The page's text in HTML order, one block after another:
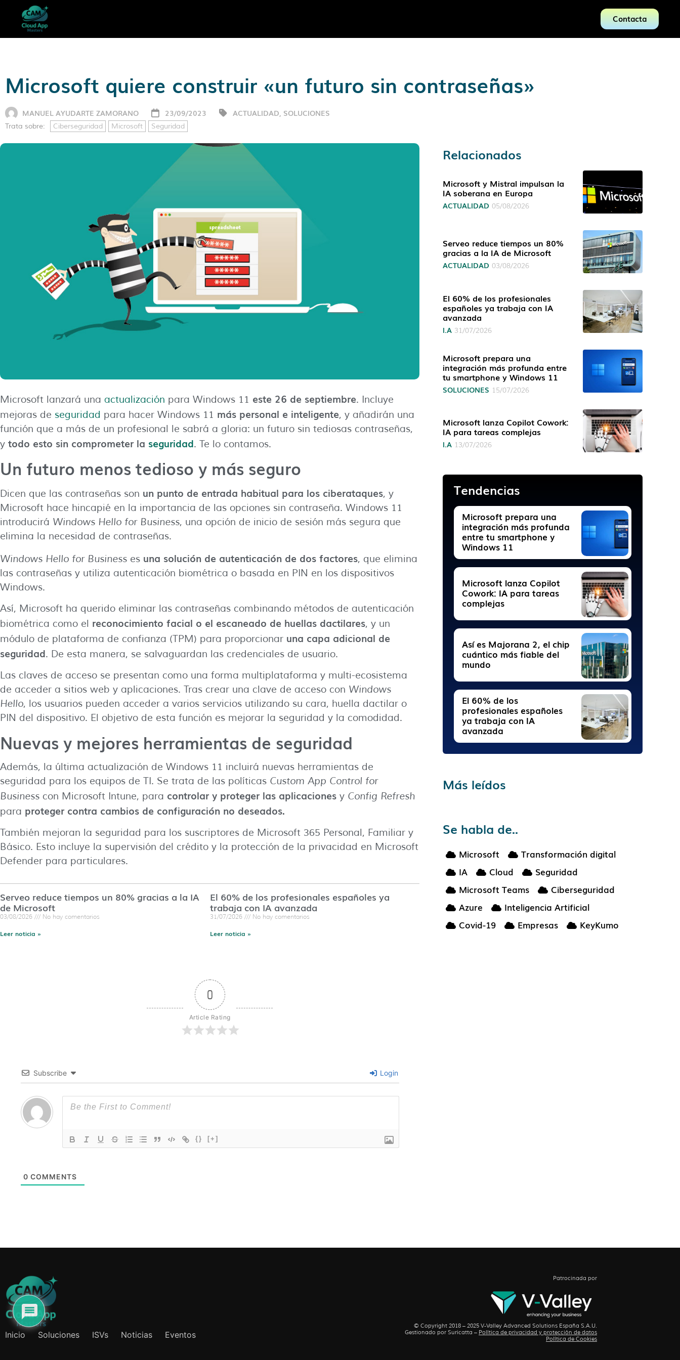
Contacta
Microsoft quiere construir «un futuro sin contraseñas»
MANUEL AYUDARTE ZAMORANO 23/09/2023 ACTUALIDAD, SOLUCIONES
Trata sobre: Ciberseguridad Microsoft Seguridad
Microsoft lanzará una actualización para Windows 11 este 26 de septiembre. Incluye
mejoras de seguridad para hacer Windows 11 más personal e inteligente, y añadirán una
función que a más de un profesional le sabrá a gloria: un futuro sin tediosas contraseñas,
y todo esto sin comprometer la seguridad. Te lo contamos.
Un futuro menos tedioso y más seguro
Dicen que las contraseñas son un punto de entrada habitual para los ciberataques, y
Microsoft hace hincapié en la importancia de las opciones sin contraseña. Windows 11
introducirá Windows Hello for Business, una opción de inicio de sesión más segura que
elimina la necesidad de contraseñas.
Windows Hello for Business es una solución de autenticación de dos factores, que elimina
las contraseñas y utiliza autenticación biométrica o basada en PIN en los dispositivos
Windows.
Así, Microsoft ha querido eliminar las contraseñas combinando métodos de autenticación
biométrica como el reconocimiento facial o el escaneado de huellas dactilares, y un
módulo de plataforma de confianza (TPM) para proporcionar una capa adicional de
seguridad. De esta manera, se salvaguardan las credenciales de usuario.
Las claves de acceso se presentan como una forma multiplataforma y multi-ecosistema
de acceder a sitios web y aplicaciones. Tras crear una clave de acceso con Windows
Hello, los usuarios pueden acceder a varios servicios utilizando su cara, huella dactilar o
PIN del dispositivo. El objetivo de esta función es mejorar la seguridad y la comodidad.
Nuevas y mejores herramientas de seguridad
Además, la última actualización de Windows 11 incluirá nuevas herramientas de
seguridad para los equipos de TI. Se trata de las políticas Custom App Control for
Business con Microsoft Intune, para controlar y proteger las aplicaciones y Config Refresh
para proteger contra cambios de configuración no deseados.
También mejoran la seguridad para los suscriptores de Microsoft 365 Personal, Familiar y
Básico. Esto incluye la supervisión del crédito y la protección de la privacidad en Microsoft
Defender para particulares.
Serveo reduce tiempos un 80% gracias a la IA
de Microsoft
03/08/2026 No hay comentarios
Leer noticia »
El 60% de los profesionales españoles ya
trabaja con IA avanzada
31/07/2026 No hay comentarios
Leer noticia »
0
Article Rating
Subscribe Login
{} [+]
0 COMMENTS
Relacionados
Microsoft y Mistral impulsan la
IA soberana en Europa
ACTUALIDAD 05/08/2026
Serveo reduce tiempos un 80%
gracias a la IA de Microsoft
ACTUALIDAD 03/08/2026
El 60% de los profesionales
españoles ya trabaja con IA
avanzada
I.A 31/07/2026
Microsoft prepara una
integración más profunda entre
tu smartphone y Windows 11
SOLUCIONES 15/07/2026
Microsoft lanza Copilot Cowork:
IA para tareas complejas
I.A 13/07/2026
Tendencias
Microsoft prepara una
integración más profunda
entre tu smartphone y
Windows 11
Microsoft lanza Copilot
Cowork: IA para tareas
complejas
Así es Majorana 2, el chip
cuántico más fiable del
mundo
El 60% de los
profesionales españoles
ya trabaja con IA
avanzada
Más leídos
Se habla de..
Microsoft
Transformación digital
IA
Cloud
Seguridad
Microsoft Teams
Ciberseguridad
Azure
Inteligencia Artificial
Covid-19
Empresas KeyKumo
Inicio Soluciones ISVs Noticias Eventos
Patrocinada por
© Copyright 2018 – 2025 V-Valley Advanced Solutions España S.A.U.
Gestionado por Suricatta – Política de privacidad y protección de datos
Política de Cookies